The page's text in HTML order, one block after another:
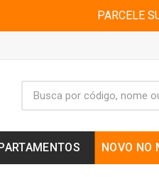
PARCELE
NOVO NO